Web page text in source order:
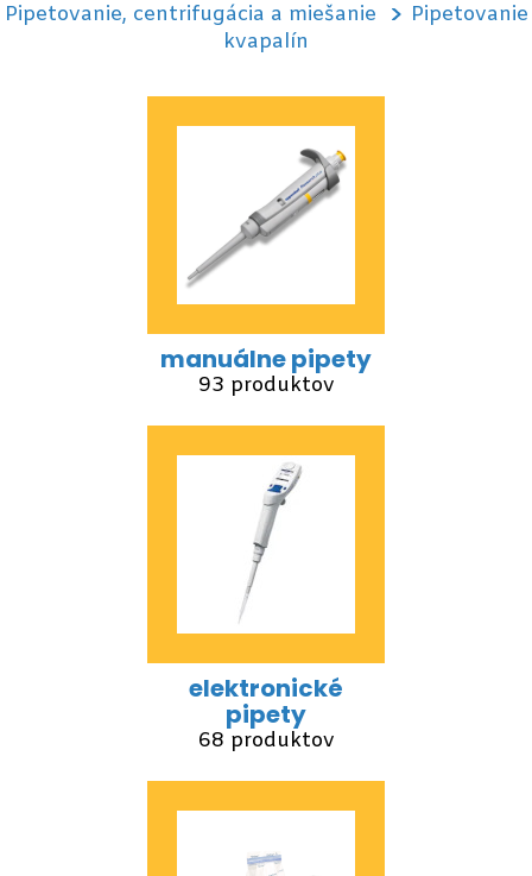
Pipetovanie, centrifugácia a miešanie
Pipetovanie
kvapalín
manuálne pipety
93 produktov
elektronické
pipety
68 produktov